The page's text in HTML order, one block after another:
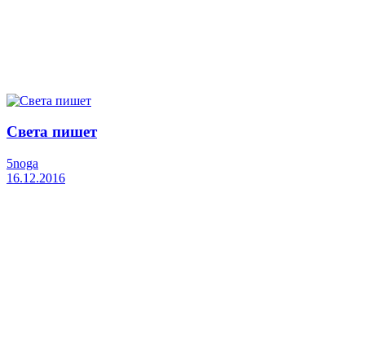
Света пишет
5noga
16.12.2016